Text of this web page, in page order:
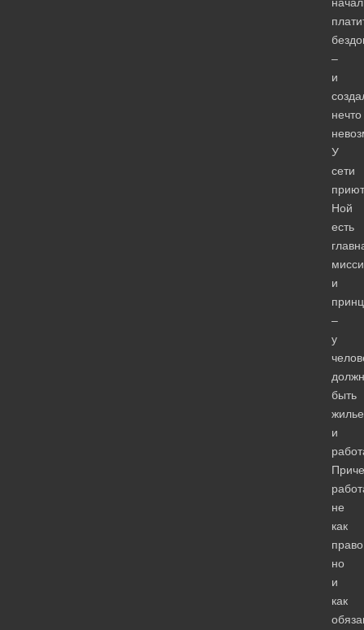
–
и
нечто
У
сети
Ной
есть
и
–
у
быть
жилье
и
не
как
но
и
как